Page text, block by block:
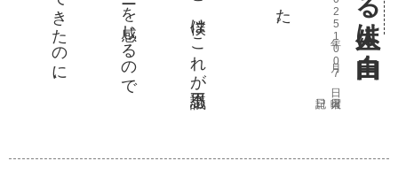
2025年10月07日 火曜日